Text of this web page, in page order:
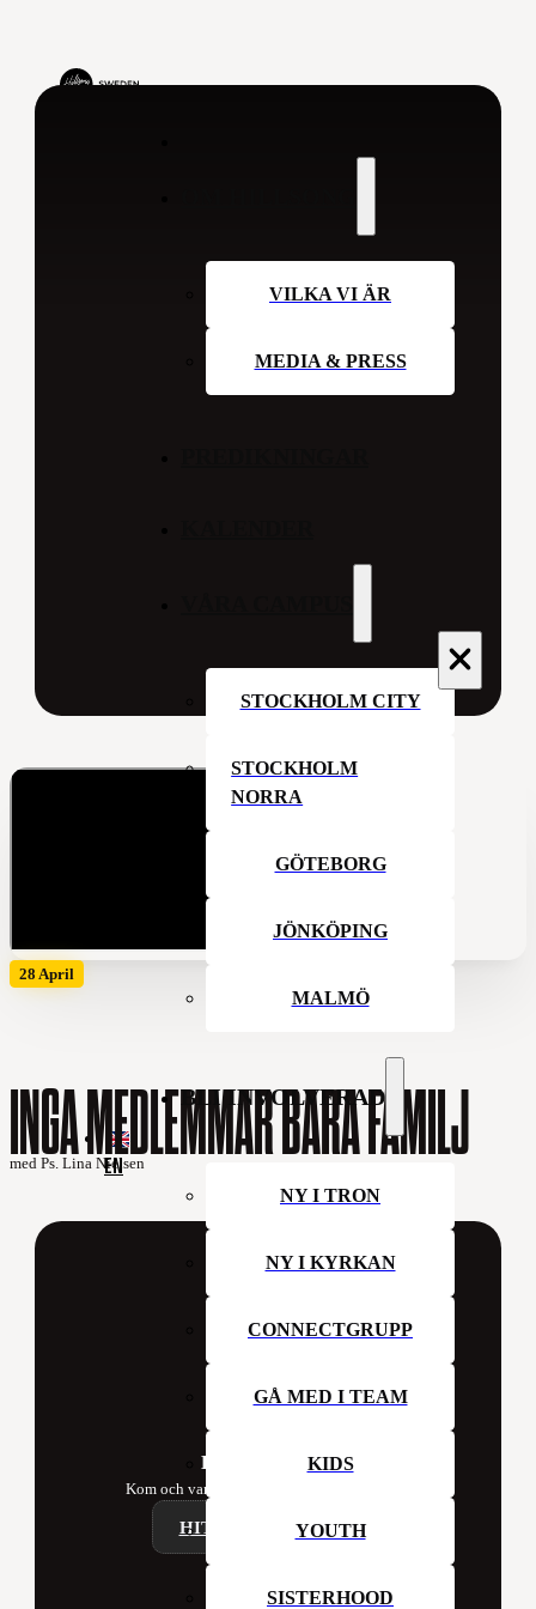
VILKA VI ÄR
MEDIA & PRESS
STOCKHOLM CITY
STOCKHOLM
NORRA
GÖTEBORG
JÖNKÖPING
MALMÖ
BLI INVOLVERAD
NY I TRON
NY I KYRKAN
CONNECTGRUPP
GÅ MED I TEAM
KIDS
YOUTH
SISTERHOOD
EN
28 April
INGA MEDLEMMAR BARA FAMILJ
med Ps. Lina Nielsen
Hillsong Sweden
Kom och var med oss i kyrkan denna vecka!
HITTA ETT CAMPUS
Contact